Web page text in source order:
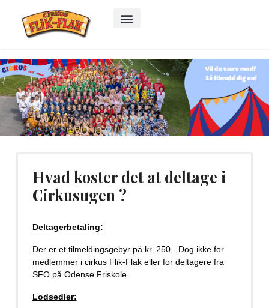
Hvad koster det at deltage i
Cirkusugen ?
Deltagerbetaling:
Der er et tilmeldingsgebyr på kr. 250,- Dog ikke for
medlemmer i cirkus Flik-Flak eller for deltagere fra
SFO på Odense Friskole.
Lodsedler: